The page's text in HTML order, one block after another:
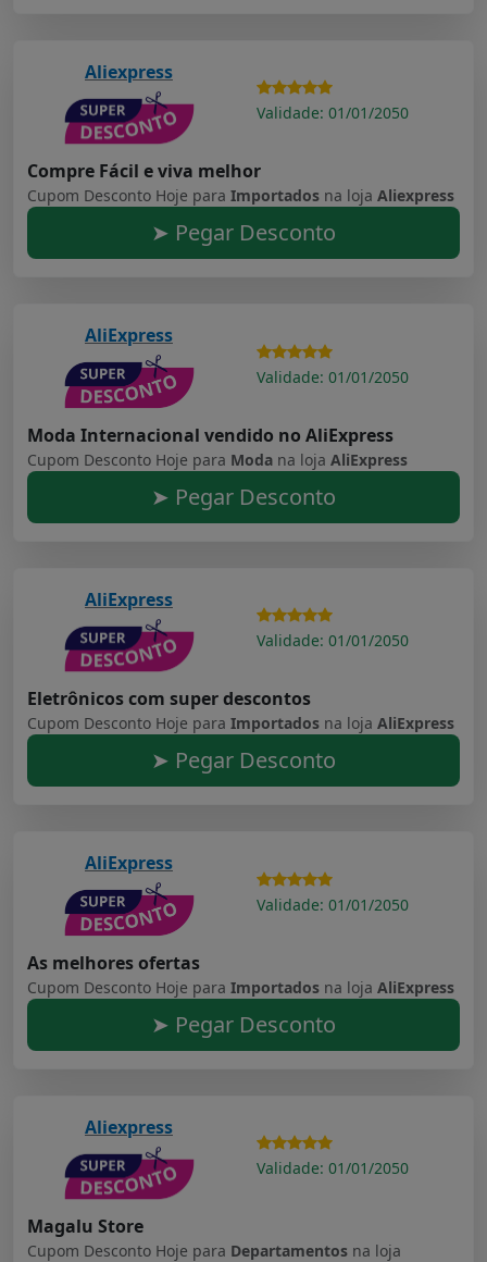
Aliexpress
Validade: 01/01/2050
Compre Fácil e viva melhor
Cupom Desconto Hoje para Importados na loja Aliexpress
➤ Pegar Desconto
AliExpress
Validade: 01/01/2050
Moda Internacional vendido no AliExpress
Cupom Desconto Hoje para Moda na loja AliExpress
➤ Pegar Desconto
AliExpress
Validade: 01/01/2050
Eletrônicos com super descontos
Cupom Desconto Hoje para Importados na loja AliExpress
➤ Pegar Desconto
AliExpress
Validade: 01/01/2050
As melhores ofertas
Cupom Desconto Hoje para Importados na loja AliExpress
➤ Pegar Desconto
Aliexpress
Validade: 01/01/2050
Magalu Store
Cupom Desconto Hoje para Departamentos na loja